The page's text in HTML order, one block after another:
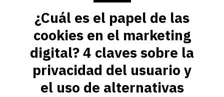
¿Cuál es el papel de las
cookies en el marketing
digital? 4 claves sobre la
privacidad del usuario y
el uso de alternativas